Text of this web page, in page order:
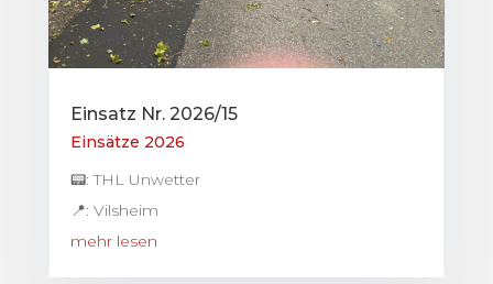
Einsatz Nr. 2026/15
Einsätze 2026
📟: THL Unwetter
📍: Vilsheim
mehr lesen